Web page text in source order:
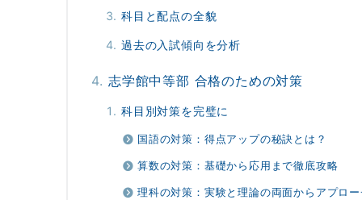
科目と配点の全貌
過去の入試傾向を分析
志学館中等部 合格のための対策
科目別対策を完璧に
国語の対策：得点アップの秘訣とは？
算数の対策：基礎から応用まで徹底攻略
理科の対策：実験と理論の両面からアプロ